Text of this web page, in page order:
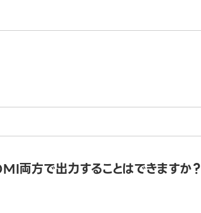
両方で出力することはできますか？